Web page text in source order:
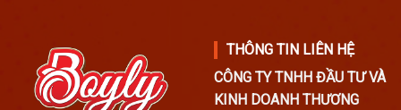
THÔNG TIN LIÊN HỆ
CÔNG TY TNHH ĐẦU TƯ VÀ
KINH DOANH THƯƠNG